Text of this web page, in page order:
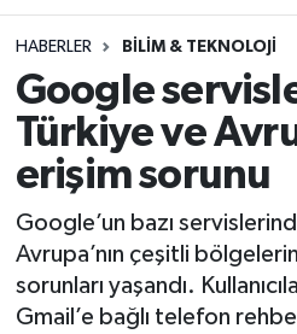
HABERLER BİLİM & TEKNOLOJİ
Google
Türkiye ve
erişim sorunu
Google’un bazı
Avrupa’nın çeşitli
sorunları yaşandı.
Gmail’e bağlı telefon
Güncel
Eği̇ti̇m
Resmi İlanlar
Sağlık
Si̇yaset
Ergani Trafik Yoğunluk
Süper Lig Puan Durumu
Tüm Manşetler
Son Dakika Haberleri
Haber Arşivi